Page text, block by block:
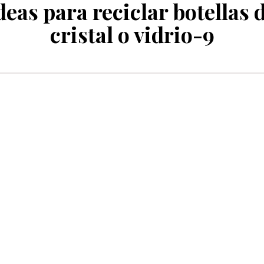
para reciclar botellas
cristal o vidrio-9